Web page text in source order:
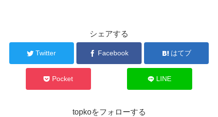
シェアする
Twitter Facebook はてブ
Pocket LINE
topkoをフォローする